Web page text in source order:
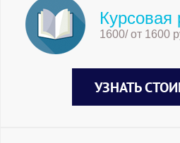
Курсовая
1600/ от 1600
УЗНАТЬ